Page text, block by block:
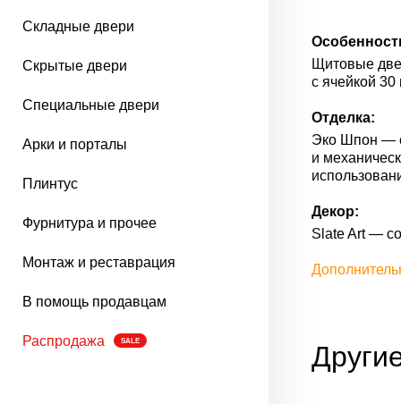
Складные двери
Скрытые двери
Специальные двери
Арки и порталы
Плинтус
Фурнитура и прочее
Монтаж и реставрация
В помощь продавцам
Распродажа SALE
Щитовые
с ячейкой
Отделка:
Эко Шпон —
и
Декор:
Slate Art —